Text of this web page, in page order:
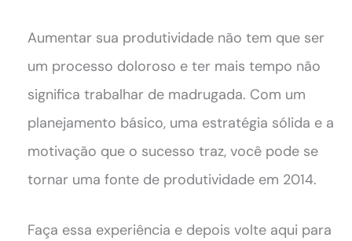
Aumentar sua produtividade não tem que ser
um processo doloroso e ter mais tempo não
significa trabalhar de madrugada. Com um
planejamento básico, uma estratégia sólida e a
motivação que o sucesso traz, você pode se
tornar uma fonte de produtividade em 2014.
Faça essa experiência e depois volte aqui para